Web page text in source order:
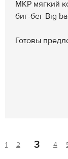
МКР мягкий
биг-бег Big
Готовы
1 2 3 4